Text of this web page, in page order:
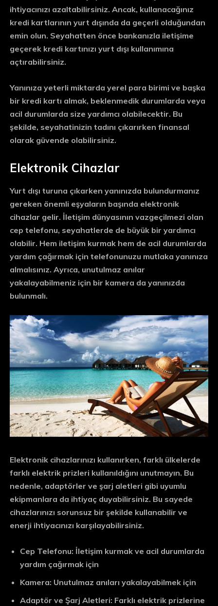
ihtiyacınızı azaltabilirsiniz. Ancak, kullanacağınız
kredi kartlarının yurt dışında da geçerli olduğundan
emin olun. Seyahatten önce bankanızla iletişime
geçerek kredi kartınızı yurt dışı kullanımına
açtırabilirsiniz.
Yanınıza yeterli miktarda yerel para birimi ve başka
bir kredi kartı almak, beklenmedik durumlarda veya
acil durumlarda size yardımcı olabilecektir. Bu
şekilde, seyahatinizin tadını çıkarırken finansal
olarak güvende olabilirsiniz.
Elektronik Cihazlar
Yurt dışı turuna çıkarken yanınızda bulundurmanız
gereken önemli eşyaların başında elektronik
cihazlar gelir. İletişim dünyasının vazgeçilmezi olan
cep telefonu, seyahatlerde de büyük bir yardımcı
olabilir. Hem iletişim kurmak hem de acil durumlarda
yardım çağırmak için telefonunuzu mutlaka yanınıza
almalısınız. Ayrıca, unutulmaz anılar
yakalayabilmeniz için bir kamera da yanınızda
bulunmalı.
Elektronik cihazlarınızı kullanırken, farklı ülkelerde
farklı elektrik prizleri kullanıldığını unutmayın. Bu
nedenle, adaptörler ve şarj aletleri gibi uyumlu
ekipmanlara da ihtiyaç duyabilirsiniz. Bu sayede
cihazlarınızı sorunsuz bir şekilde kullanabilir ve
enerji ihtiyacınızı karşılayabilirsiniz.
Cep Telefonu: İletişim kurmak ve acil durumlarda
yardım çağırmak için
Kamera: Unutulmaz anıları yakalayabilmek için
Adaptör ve Şarj Aletleri: Farklı elektrik prizlerine